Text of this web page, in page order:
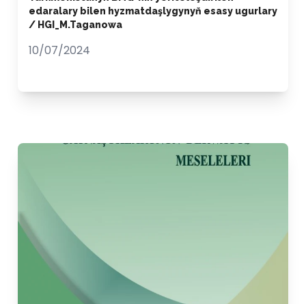
edaralary bilen hyzmatdaşlygynyň esasy ugurlary
/ HGI_M.Taganowa
10/07/2024